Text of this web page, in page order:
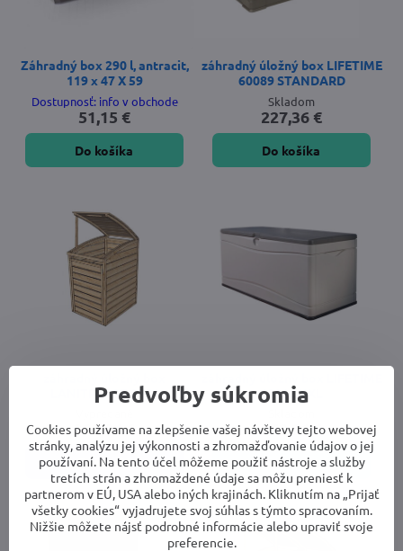
Záhradný box 290 l, antracit,
119 x 47 X 59
Dostupnosť: info v obchode
51,15 €
Do košíka
záhradný úložný box LIFETIME
60089 STANDARD
Skladom
227,36 €
Do košíka
LANITPLAST S751
302,84 €
Zobraziť
60012 XXL
372,26 €
Do košíka
Predvoľby súkromia
Cookies používame na zlepšenie vašej návštevy tejto webovej
stránky, analýzu jej výkonnosti a zhromažďovanie údajov o jej
používaní. Na tento účel môžeme použiť nástroje a služby
tretích strán a zhromaždené údaje sa môžu preniesť k
partnerom v EÚ, USA alebo iných krajinách. Kliknutím na „Prijať
všetky cookies“ vyjadrujete svoj súhlas s týmto spracovaním.
Nižšie môžete nájsť podrobné informácie alebo upraviť svoje
preferencie.